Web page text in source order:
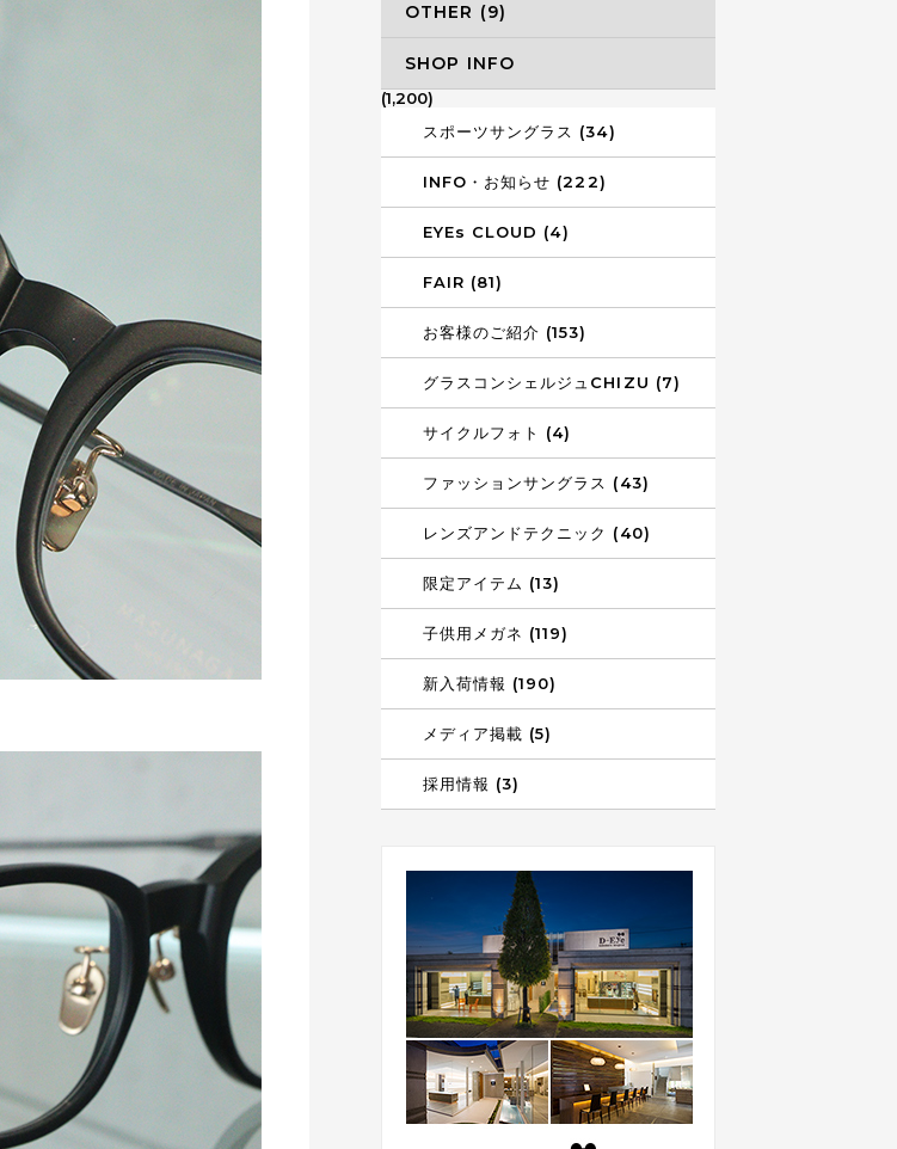
OTHER (9)
SHOP INFO
(1,200)
スポーツサングラス (34)
INFO・お知らせ (222)
EYEs CLOUD (4)
FAIR (81)
お客様のご紹介 (153)
グラスコンシェルジュCHIZU (7)
サイクルフォト (4)
ファッションサングラス (43)
レンズアンドテクニック (40)
限定アイテム (13)
子供用メガネ (119)
新入荷情報 (190)
メディア掲載 (5)
採用情報 (3)